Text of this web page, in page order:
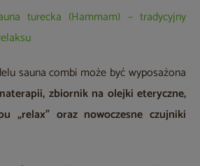
turecka (Hammam) – tradycyjny
sauna combi może być wyposażona
zbiornik na olejki eteryczne,
„relax” oraz nowoczesne czujniki